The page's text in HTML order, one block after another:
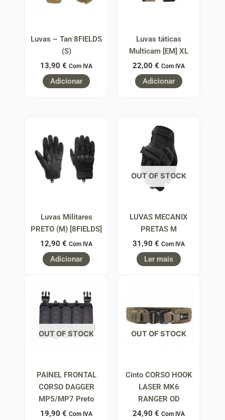
Luvas – Tan 8FIELDS
(S)
13,90 € Com IVA
Adicionar
Luvas táticas
Multicam [EM] XL
22,00 € Com IVA
Adicionar
Luvas Militares
PRETO (M) [8FIELDS]
12,90 € Com IVA
Adicionar
OUT OF STOCK
LUVAS MECANIX
PRETAS M
31,90 € Com IVA
Ler mais
OUT OF STOCK
PAINEL FRONTAL
CORSO DAGGER
MP5/MP7 Preto
19,90 € Com IVA
OUT OF STOCK
Cinto CORSO HOOK
LASER MK6
RANGER OD
24,90 € Com IVA